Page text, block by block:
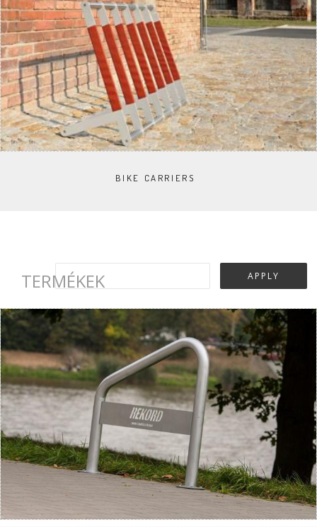
BIKE CARRIERS
TERMÉKEK